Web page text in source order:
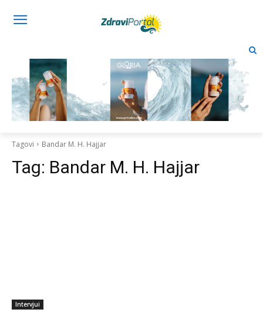
Tagovi Bandar M. H. Hajjar
Tag: Bandar M. H. Hajjar
Intervjui